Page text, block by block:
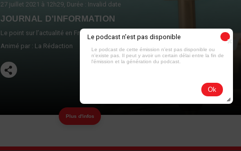
27 juillet 2021 à 12h29, Durée : Invalid date
JOURNAL D'INFORMATION
Le point sur l’actualité en France et à l’international.
Animé par : La Rédaction
Plus d'infos
Le podcast n'est pas disponible
Le podcast de cette émission n'est pas disponible ou
n'existe pas. Il peut y avoir un certain délai entre la fin de
l'émission et la génération du podcast.
Ok